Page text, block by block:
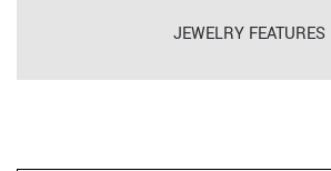
JEWELRY FEATURES